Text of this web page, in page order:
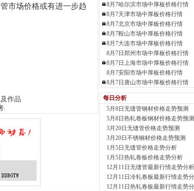
市场价格或有进一步趋
作品
.
23小时前已更新资源483条
河南省智帅实业有限公司
现货供应：特厚钢板|耐磨钢|容
1天前已更新资源1042条
舞钢市盛隆物资有限公司
现货供应：中低温锅炉容器板|
板..
1天前已更新资源21条 联系方
天津宝仓腾飞钢管销售有限
现货供应：输送流体管、高压
管、耐低..
1天前已更新资源875条 联系
天津市辰建商贸有限公司
现货供应：不锈方管| 热扩无缝
1天前已更新资源1280条 联
玖隆晟钢管制造有限公司
现货供应：无缝管|合金管|圆钢
1小时前 已更新资源419条 联
安阳市润兴商贸有限公司
现货供应：低合金板|高强度板
8月7哈尔滨市场中厚板价格行情
8月7天津市场中厚板价格行情
8月7北京市场中厚板价格行情
8月7鞍山市场中厚板价格行情
8月7大连市场中厚板价格行情
8月7日郑州市场中厚板价格行情
8月7日上海市场中厚板价格行情
8月7安阳市场中厚板价格行情
8月7日唐山市场中厚板价格行情
每日分析
5月8日无缝管钢材价格走势预测
5月8日热轧卷板钢材价格走势预测
3月20日无缝管价格走势预测
3月20日不锈钢材价格走势预测
1月5日无缝管价格走势分析
1月5日热轧卷板价格走势分析
12月11日无缝管最新行情走势分析
12月11日冷轧卷板最新行情走势
12月11日热轧卷板最新行情走势